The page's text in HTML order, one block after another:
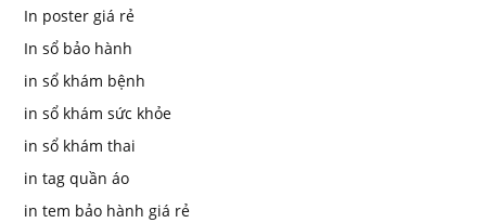
In poster giá rẻ
In sổ bảo hành
in sổ khám bệnh
in sổ khám sức khỏe
in sổ khám thai
in tag quần áo
in tem bảo hành giá rẻ